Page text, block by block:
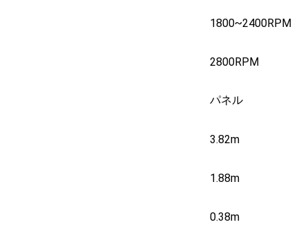
1800~2400RPM
2800RPM
パネル
3.82m
1.88m
0.38m